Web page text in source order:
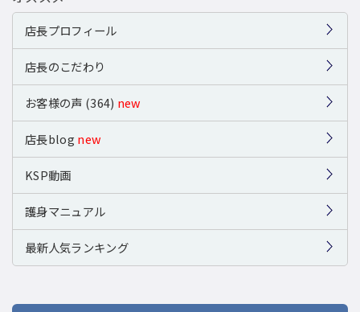
店長プロフィール
店長のこだわり
お客様の声 (364) new
店長blog new
KSP動画
護身マニュアル
最新人気ランキング